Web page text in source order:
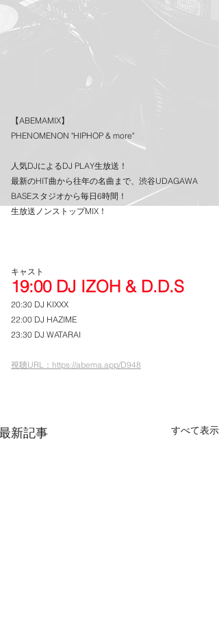
【ABEMAMIX】
PHENOMENON "HIPHOP & more"
人気DJによるDJ PLAY生放送！
最新のHIT曲から往年の名曲まで、渋谷UDAGAWA
BASEスタジオから毎日6時間！
生放送ノンストップMIX！
キャスト
19:00 DJ IZOH & D.D.S
20:30 DJ KIXXX
22:00 DJ HAZIME
23:30 DJ WATARAI
視聴URL：https://abema.app/D948
新記事 すべて表示